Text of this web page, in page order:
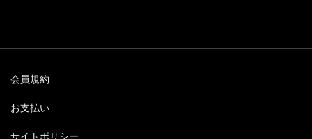
会員規約
お支払い
サイトポリシー